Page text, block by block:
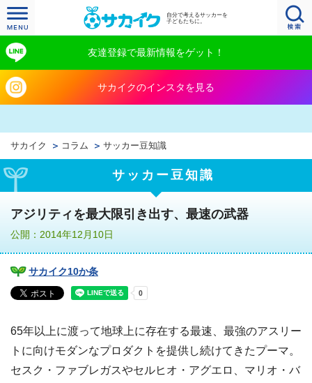
自分で考えるサッカーを
子どもたちに。
友達登録で最新情報をゲット！
サカイクのインスタを見る
サカイク コラム サッカー豆知識
サッカー豆知識
アジリティを最大限引き出す、最速の武器
公開：2014年12月10日
サカイク10か条
65年以上に渡って地球上に存在する最速、最強のアスリー
トに向けモダンなプロダクトを提供し続けてきたプーマ。
セスク・ファブレガスやセルヒオ・アグエロ、マリオ・バ